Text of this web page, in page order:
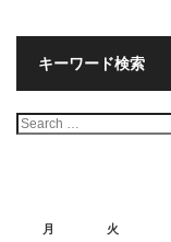
キーワード検索
検
索:
月
火